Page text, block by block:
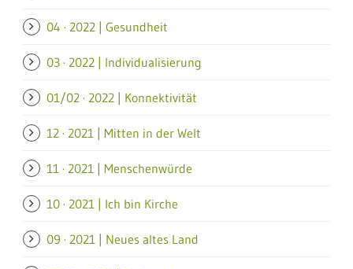
04 · 2022 | Gesundheit
03 · 2022 | Individualisierung
01/02 · 2022 | Konnektivität
12 · 2021 | Mitten in der Welt
11 · 2021 | Menschenwürde
10 · 2021 | Ich bin Kirche
09 · 2021 | Neues altes Land